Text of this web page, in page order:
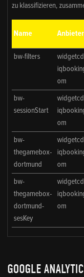
zu klassifizieren,
Name Anbieter
bw-filters
om
bw-
sessionStart
om
bw-
thegamebox-
dortmund
om
bw-
thegamebox-
dortmund-
sesKey
om
GOOGLE